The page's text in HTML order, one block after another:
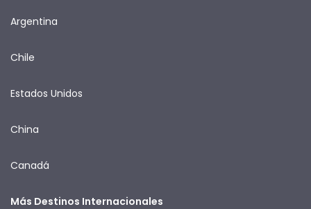
Argentina
Chile
Estados Unidos
China
Canadá
Más Destinos Internacionales